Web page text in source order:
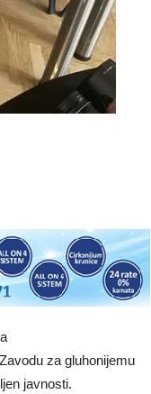
za gluhonijemu
javnosti.